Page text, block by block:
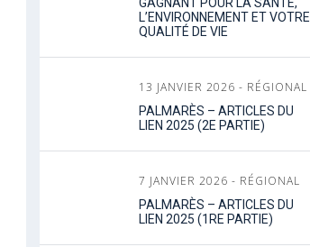
L’ENVIRONNEMENT ET VOTRE
QUALITÉ DE VIE
13 JANVIER 2026 - RÉGIONAL
PALMARÈS – ARTICLES DU
LIEN 2025 (2E PARTIE)
7 JANVIER 2026 - RÉGIONAL
PALMARÈS – ARTICLES DU
LIEN 2025 (1RE PARTIE)